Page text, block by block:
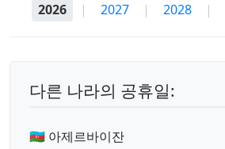
2026
| 2027 | 2028 |
다른 나라의 공휴일:
🇦🇿 아제르바이잔